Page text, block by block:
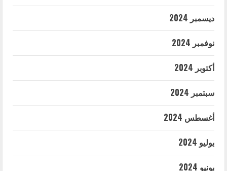
ديسمبر 2024
نوفمبر 2024
أكتوبر 2024
سبتمبر 2024
أغسطس 2024
يوليو 2024
يونيو 2024